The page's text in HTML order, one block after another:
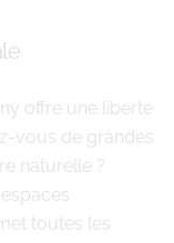
offre une liberté
vous de grandes
naturelle ?
toutes les